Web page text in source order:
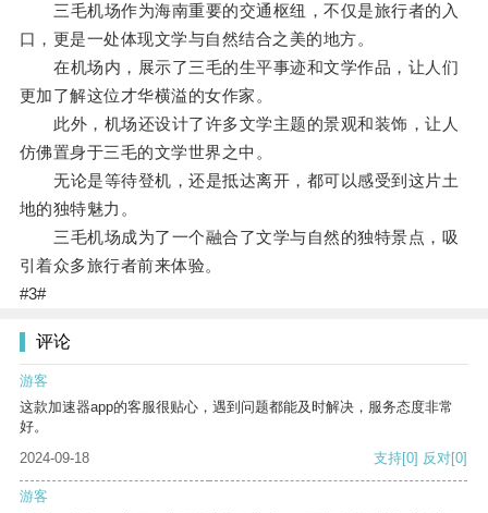
三毛机场作为海南重要的交通枢纽，不仅是旅行者的入
口，更是一处体现文学与自然结合之美的地方。
在机场内，展示了三毛的生平事迹和文学作品，让人们
更加了解这位才华横溢的女作家。
此外，机场还设计了许多文学主题的景观和装饰，让人
仿佛置身于三毛的文学世界之中。
无论是等待登机，还是抵达离开，都可以感受到这片土
地的独特魅力。
三毛机场成为了一个融合了文学与自然的独特景点，吸
引着众多旅行者前来体验。
#3#
评论
游客
这款加速器app的客服很贴心，遇到问题都能及时解决，服务态度非常
好。
2024-09-18
支持[0] 反对[0]
游客